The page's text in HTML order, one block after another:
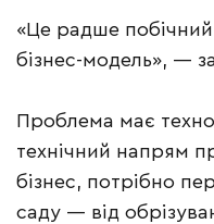
«Це радше побічний
бізнес-модель», —
Проблема має
технічний напрям
бізнес, потрібно
саду — від